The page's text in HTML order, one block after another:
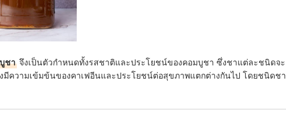
ชา จึงเป็นตัวกำหนดทั้งรสชาติและประโยชน์ของคอมบูชา ซึ่งชาแต่ละชนิดจะ
มีความเข้มข้นของคาเฟอีนและประโยชน์ต่อสุขภาพแตกต่างกันไป โดยชนิดชา